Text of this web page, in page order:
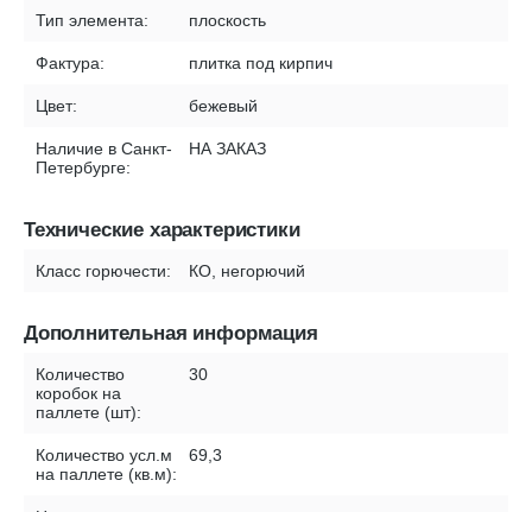
Тип элемента: плоскость
Фактура: плитка под кирпич
Цвет: бежевый
Наличие в Санкт-
Петербурге:
НА ЗАКАЗ
Технические характеристики
Класс горючести: КО, негорючий
Дополнительная информация
Количество
коробок на
паллете (шт):
30
Количество усл.м
на паллете (кв.м):
69,3